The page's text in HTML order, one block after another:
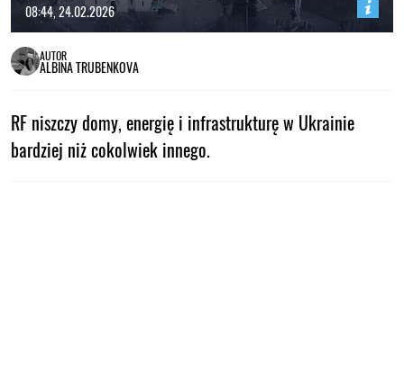
08:44, 24.02.2026
AUTOR
ALBINA TRUBENKOVA
RF niszczy domy, energię i infrastrukturę w Ukrainie
bardziej niż cokolwiek innego.